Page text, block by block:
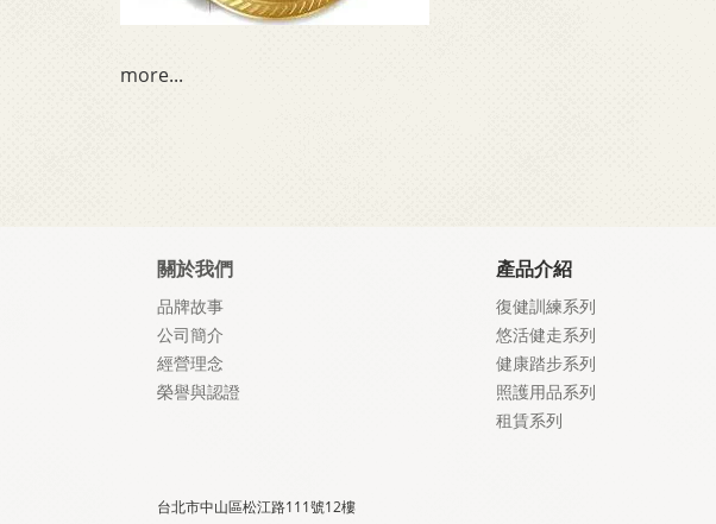
more...
關於我們
品牌故事
公司簡介
經營理念
榮譽與認證
產品介紹
復健訓練系列
悠活健走系列
健康踏步系列
照護用品系列
租賃系列
台北市中山區松江路111號12樓